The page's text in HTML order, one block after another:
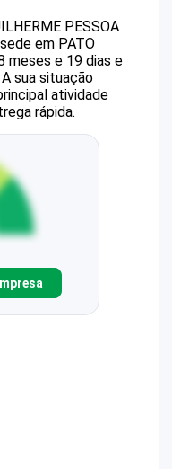
PESSOA
em PATO
meses e 19 dias e
A sua situação
atividade
rápida.